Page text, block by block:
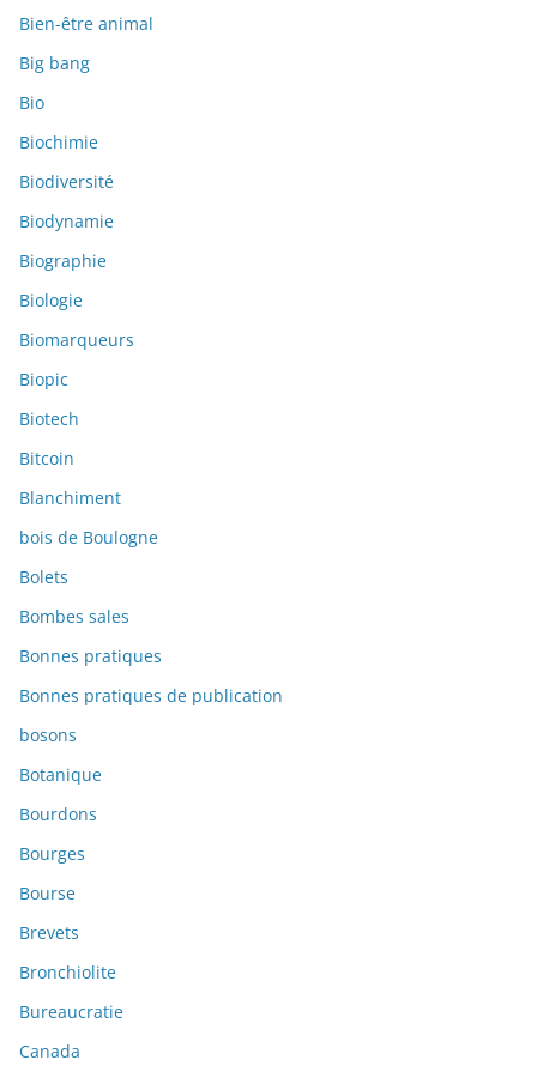
Bien-être animal
Big bang
Bio
Biochimie
Biodiversité
Biodynamie
Biographie
Biologie
Biomarqueurs
Biopic
Biotech
Bitcoin
Blanchiment
bois de Boulogne
Bolets
Bombes sales
Bonnes pratiques
Bonnes pratiques de publication
bosons
Botanique
Bourdons
Bourges
Bourse
Brevets
Bronchiolite
Bureaucratie
Canada